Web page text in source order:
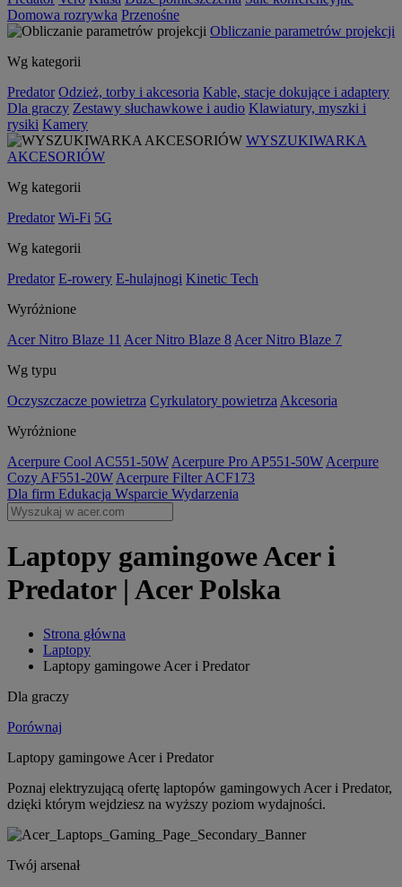
Domowa rozrywka Przenośne
Obliczanie parametrów projekcji
Wg kategorii
Predator Odzież, torby i akcesoria Kable, stacje dokujące i adaptery
Dla graczy Zestawy słuchawkowe i audio Klawiatury, myszki i
rysiki Kamery
WYSZUKIWARKA
AKCESORIÓW
Wg kategorii
Predator Wi-Fi 5G
Wg kategorii
Predator E-rowery E-hulajnogi Kinetic Tech
Wyróżnione
Acer Nitro Blaze 11 Acer Nitro Blaze 8 Acer Nitro Blaze 7
Wg typu
Oczyszczacze powietrza Cyrkulatory powietrza Akcesoria
Wyróżnione
Acerpure Cool AC551-50W Acerpure Pro AP551-50W Acerpure
Cozy AF551-20W Acerpure Filter ACF173
Dla firm Edukacja Wsparcie Wydarzenia
Laptopy gamingowe Acer i
Predator | Acer Polska
Strona główna
Laptopy
Laptopy gamingowe Acer i Predator
Dla graczy
Porównaj
Laptopy gamingowe Acer i Predator
Poznaj elektryzującą ofertę laptopów gamingowych Acer i Predator,
dzięki którym wejdziesz na wyższy poziom wydajności.
Twój arsenał